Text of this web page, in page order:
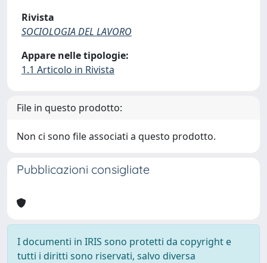
Rivista
SOCIOLOGIA DEL LAVORO
Appare nelle tipologie:
1.1 Articolo in Rivista
File in questo prodotto:
Non ci sono file associati a questo prodotto.
Pubblicazioni consigliate
I documenti in IRIS sono protetti da copyright e
tutti i diritti sono riservati, salvo diversa